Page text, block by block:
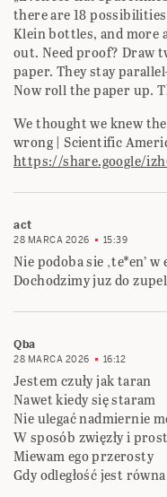
there are 18
Klein bottles, and more
out. Need proof? Draw
paper. They stay
Now roll the paper up.
We thought we knew
wrong | Scientific
https://share.google/
act
28 MARCA 2026 15:39
Nie podoba sie ‚te*en’ w
Dochodzimy juz do
Qba
28 MARCA 2026 16:12
Jestem czuły jak taran
Nawet kiedy się staram
Nie ulegać nadmiernie
W sposób zwięzły i
Miewam ego przerosty
Gdy odległość jest